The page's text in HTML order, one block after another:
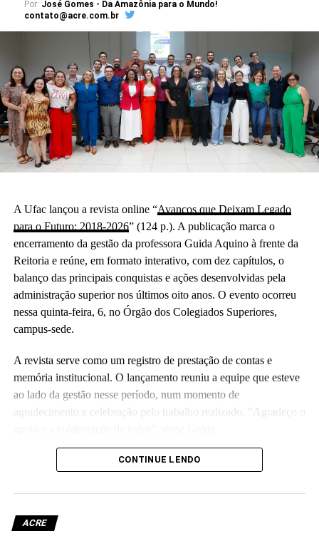
Por: José Gomes - Da Amazônia para o Mundo!
contato@acre.com.br
A Ufac lançou a revista online “Avanços que Deixam Legado
para o Futuro: 2018-2026” (124 p.). A publicação marca o
encerramento da gestão da professora Guida Aquino à frente da
Reitoria e reúne, em formato interativo, com dez capítulos, o
balanço das principais conquistas e ações desenvolvidas pela
administração superior nos últimos oito anos. O evento ocorreu
nessa quinta-feira, 6, no Órgão dos Colegiados Superiores,
campus-sede.
A revista serve como um registro de prestação de contas e
memória institucional. O lançamento reuniu a equipe que esteve
ao lado da gestão nesse período, num momento de
agradecimento e celebração pelo trabalho realizado. “Agradeço o
(Camila Barbosa, estagiária Ascom/Ufac)
CONTINUE LENDO
ACRE